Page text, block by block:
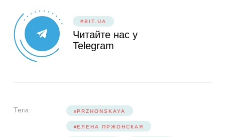
#BIT.UA
Читайте нас у
Telegram
Теги: PRZHONSKAYA
ЕЛЕНА ПРЖОНСКАЯ